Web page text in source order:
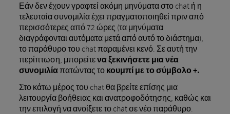
Εάν δεν έχουν γραφτεί ακόμη μηνύματα στο chat ή η
τελευταία συνομιλία έχει πραγματοποιηθεί πριν από
περισσότερες από 72 ώρες (τα μηνύματα
διαγράφονται αυτόματα μετά από αυτό το διάστημα),
το παράθυρο του chat παραμένει κενό. Σε αυτή την
περίπτωση, μπορείτενα ξεκινήσετε μια νέα
συνομιλίαπατώντας το κουμπί με το σύμβολο +.
Στο κάτω μέρος του chat θα βρείτε επίσης μια
λειτουργία βοήθειας και ανατροφοδότησης, καθώς και
την επιλογή να ανοίξετε το chat σε νέο παράθυρο.